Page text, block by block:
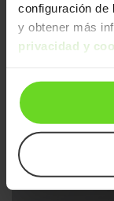
configuración de
y obtener más
privacidad y
Peugeot 2008
Hybrid Allure
2025 | 19.090km |
Mild hybrid